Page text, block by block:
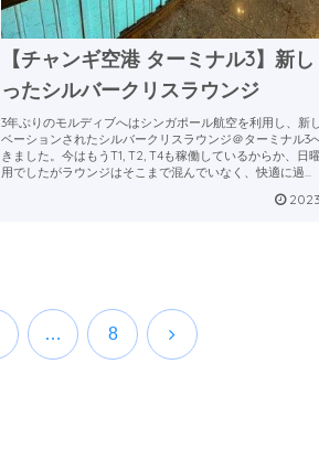
【チャンギ空港 ターミナル3】新
ったシルバークリスラウンジ
3年ぶりのモルディブへはシンガポール航空を利用し、新
ベーションされたシルバークリスラウンジ＠ターミナル3
きました。今はもうT1, T2, T4も稼働しているからか、日
用でしたがラウンジはそこまで混んでいなく、快適に過...
… 8 次